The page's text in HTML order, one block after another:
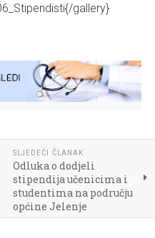
gallery}
SLJEDEĆI ČLANAK
Odluka o dodjeli
stipendija učenicima i
studentima na području
općine Jelenje